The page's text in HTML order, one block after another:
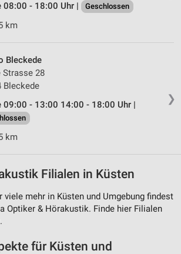
08:00 - 18:00 Uhr |
Geschlossen
km
❯
Bleckede
Strasse 28
Bleckede
09:00 - 13:00 14:00 - 18:00 Uhr |
km
Filialen in Küsten
viele mehr in Küsten und Umgebung findest
Optiker & Hörakustik. Finde hier Filialen
für Küsten und